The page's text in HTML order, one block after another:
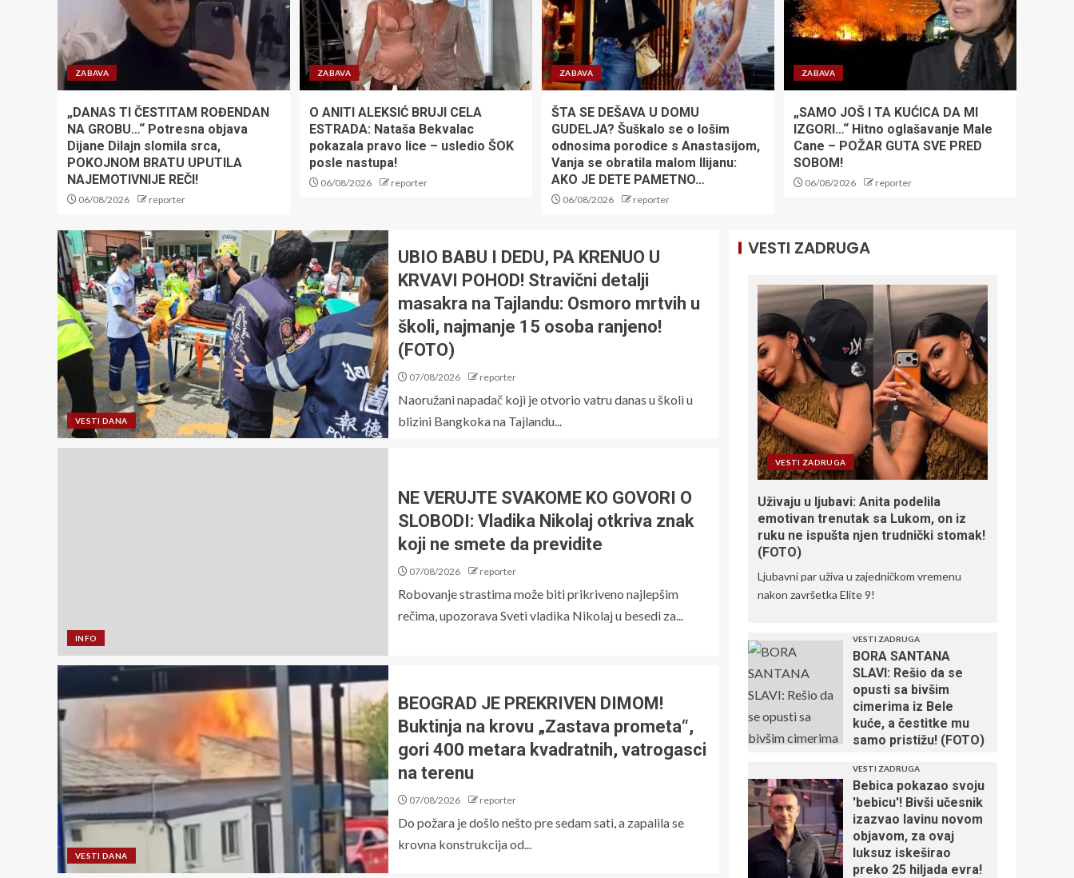
5
Besplatan ulaz za
mališane: Zvezda
obradovala najmlađe
navijače pred duel sa
Novim Pazarom
TO JE PRAVI
PARTIZAN: Crno-beli
gola prednosti idu u
pregledima, poznato
šta se dešava
3
Kada sport igra za
humanost: Fondacija
Mozzart spaja
pobede i dobra dela
JOKIĆ PREDVODI
SRBIJU: Selektor
spisak za Island i
Italiju, povratak
Milutinova i Gudurića
5
Besplatan ulaz za
ZABAVA
„DANAS TI ČESTITAM ROĐENDAN
NA GROBU…“ Potresna objava
Dijane Dilajn slomila srca,
POKOJNOM BRATU UPUTILA
NAJEMOTIVNIJE REČI!
06/08/2026 reporter
ZABAVA
O ANITI ALEKSIĆ BRUJI CELA
ESTRADA: Nataša Bekvalac
pokazala pravo lice – usledio ŠOK
posle nastupa!
06/08/2026 reporter
ZABAVA
ŠTA SE DEŠAVA U DOMU
GUDELJA? Šuškalo se o lošim
odnosima porodice s Anastasijom,
Vanja se obratila malom Ilijanu:
AKO JE DETE PAMETNO…
06/08/2026 reporter
ZABAVA
„SAMO JOŠ I TA KUĆICA DA MI
IZGORI…“ Hitno oglašavanje Male
Cane – POŽAR GUTA SVE PRED
SOBOM!
06/08/2026 reporter
VESTI DANA
UBIO BABU I DEDU, PA KRENUO U
KRVAVI POHOD! Stravični detalji
masakra na Tajlandu: Osmoro mrtvih u
školi, najmanje 15 osoba ranjeno!
(FOTO)
07/08/2026 reporter
Naoružani napadač koji je otvorio vatru danas u školi u
blizini Bangkoka na Tajlandu...
INFO
NE VERUJTE SVAKOME KO GOVORI O
SLOBODI: Vladika Nikolaj otkriva znak
koji ne smete da previdite
07/08/2026 reporter
Robovanje strastima može biti prikriveno najlepšim
rečima, upozorava Sveti vladika Nikolaj u besedi za...
VESTI DANA
BEOGRAD JE PREKRIVEN DIMOM!
Buktinja na krovu „Zastava prometa“,
gori 400 metara kvadratnih, vatrogasci
na terenu
07/08/2026 reporter
Do požara je došlo nešto pre sedam sati, a zapalila se
krovna konstrukcija od...
VESTI ZADRUGA
VESTI ZADRUGA
Uživaju u ljubavi: Anita podelila
emotivan trenutak sa Lukom, on iz
ruku ne ispušta njen trudnički stomak!
(FOTO)
Ljubavni par uživa u zajedničkom vremenu
nakon završetka Elite 9!
VESTI ZADRUGA
BORA SANTANA
SLAVI: Rešio da se
opusti sa bivšim
cimerima iz Bele
kuće, a čestitke mu
samo pristižu! (FOTO)
VESTI ZADRUGA
Bebica pokazao svoju
'bebicu'! Bivši učesnik
izazvao lavinu novom
objavom, za ovaj
luksuz iskeširao
preko 25 hiljada evra!